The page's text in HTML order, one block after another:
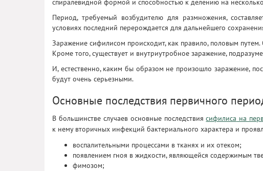
спиралевидной формой и способностью к делению на
Период, требуемый возбудителю для размножения,
условиях последний перерождается для дальнейшего
Заражение сифилисом происходит, как правило, половым
Кроме того, существует и внутриутробное заражение,
И, естественно, каким бы образом не произошло заражение,
будут очень серьезными.
Основные последствия первичного
В большинстве случаев основные последствиясифилиса на
к нему вторичных инфекций бактериального характера и
воспалительными процессами в тканях и их отеком;
появлением гноя в жидкости, являющейся содержимым
фимозом;